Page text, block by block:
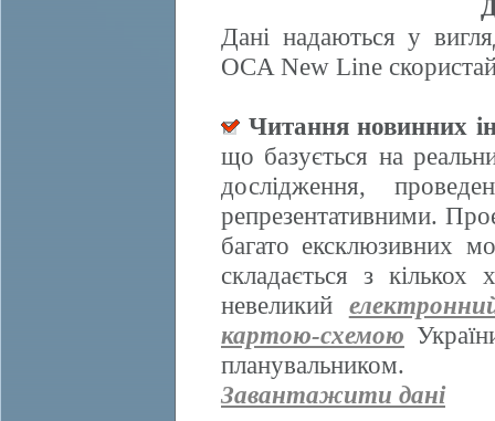
Дані надаються у
OCA New Line
Читання новинних
що базується на
дослідження,
репрезентативними.
багато ексклюзивних
складається з
невеликий
картою-схемою
планувальником.
Завантажити дані